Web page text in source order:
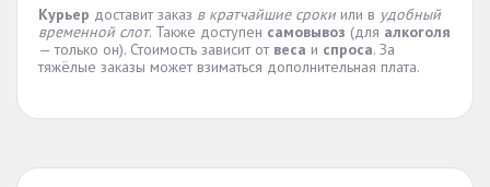
Курьер доставит заказ в кратчайшие сроки или в удобный
временной слот. Также доступен самовывоз (для алкоголя
— только он). Стоимость зависит от веса и спроса. За
тяжёлые заказы может взиматься дополнительная плата.